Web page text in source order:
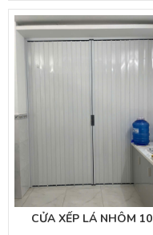
CỬA XẾP LÁ NHÔM 10